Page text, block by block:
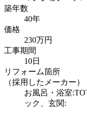
築年数
40年
価格
230万円
工事期間
10日
リフォーム箇所
（採用したメーカー）
お風呂・浴室
ック、玄関: